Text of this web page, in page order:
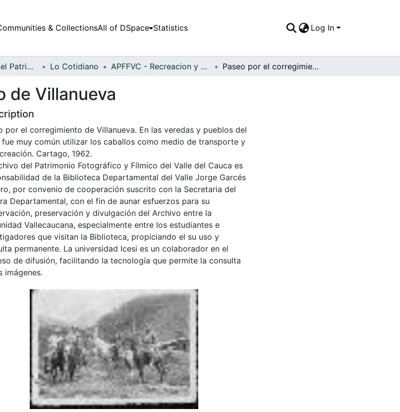
& CollectionsAll of DSpace Statistics Log In
Fondo Archivo del Patrimonio Fotográfico y Fílmico del Valle del Cauca Lo Cotidiano APFFVC - Recreacion y Paseo - Patrimonial Paseo por el corregimiento de Villanueva
de Villanueva
por el corregimiento de Villanueva. En las veredas y pueblos del
fue muy común utilizar los caballos como medio de transporte y
Cartago, 1962.
del Patrimonio Fotográfico y Fílmico del Valle del Cauca es
de la Biblioteca Departamental del Valle Jorge Garcés
por convenio de cooperación suscrito con la Secretaria del
Departamental, con el fin de aunar esfuerzos para su
preservación y divulgación del Archivo entre la
Vallecaucana, especialmente entre los estudiantes e
que visitan la Biblioteca, propiciando el su uso y
permanente. La universidad Icesi es un colaborador en el
de difusión, facilitando la tecnología que permite la consulta
imágenes.